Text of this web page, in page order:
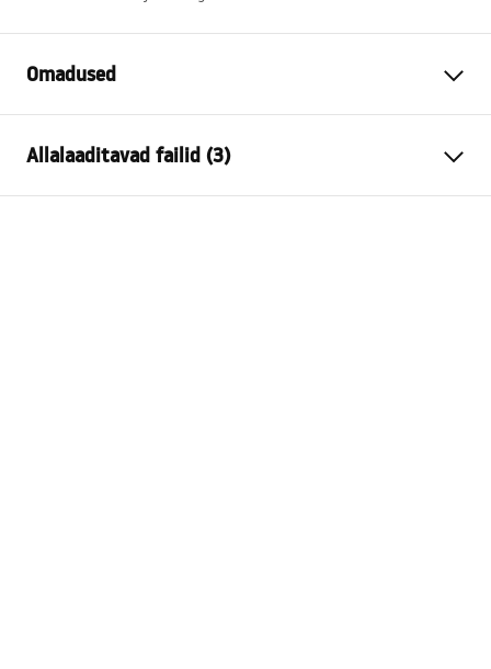
Omadused
Materjal
Alumiinium , Karastatud klaas
Värv
Harjatud vask
Allalaaditavad failid (3)